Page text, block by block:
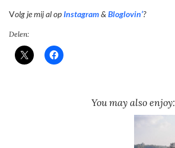
Volg je mij al opInstagram& Bloglovin’?
Delen:
You may also enjoy: